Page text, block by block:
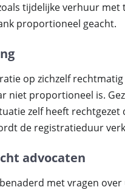
tijdelijke verhuur
proportioneel geacht.
op zichzelf
niet proportioneel is.
zelf heeft
de registratieduur
advocaten
met vragen